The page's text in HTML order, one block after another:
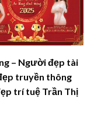
– Người đẹp tài
truyền thông
trí tuệ Trần Thị